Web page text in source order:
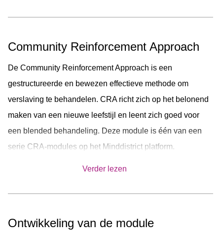
Community Reinforcement Approach
De Community Reinforcement Approach is een
gestructureerde en bewezen effectieve methode om
verslaving te behandelen. CRA richt zich op het belonend
maken van een nieuwe leefstijl en leent zich goed voor
een blended behandeling. Deze module is één van een
serie CRA-modules op het Minddistrict platform.
Hulpverlener en cliënt starten altijd met de eerste CRA-
in een dagboek en de cliënt stelt een doel in het actieplan.
Verder lezen
Ontwikkeling van de module